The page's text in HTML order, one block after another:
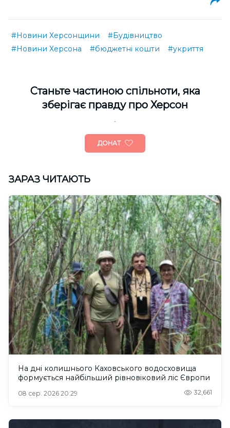
#Новини Херсонщини
#Будівництво
#Новини Херсона
#бюджетні кошти #укриття
Cтаньте частиною спільноти, яка
зберігає правду про Херсон
ДОНАТ
ЗАРАЗ ЧИТАЮТЬ
На дні колишнього Каховського водосховища
формується найбільший рівновіковий ліс Європи
08 сер. 2026 20:29 32,661